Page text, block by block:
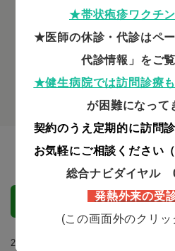
★帯状疱疹ワクチ
★医師の休診・代診はペ
代診情報」をご
★健生病院では訪問診療
が困難になって
契約のうえ定期的に訪問
お気軽にご相談ください
総合ナビダイヤル
発熱外来の受
(この画面外のクリッ
まくはり診療所
当院からの
お知らせ
2026.07.29